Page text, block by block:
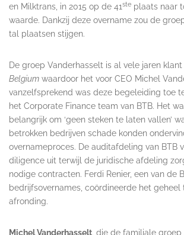
en Milktrans, in 2015 op de 41ste plaats naar
waarde. Dankzij deze overname zou de
tal plaatsen stijgen.
De groep Vanderhasselt is al vele jaren klant
Belgium waardoor het voor CEO Michel
vanzelfsprekend was deze begeleiding toe
het Corporate Finance team van BTB. Het
belangrijk om ‘geen steken te laten vallen’
betrokken bedrijven schade konden
overnameproces. De auditafdeling van BTB
diligence uit terwijl de juridische afdeling
nodige contracten. Ferdi Renier, een van de
bedrijfsovernames, coördineerde het
afronding.
Michel Vanderhasselt, die de familiale groep